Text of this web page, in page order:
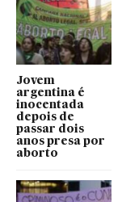
Jovem
argentina é
inocentada
depois de
passar dois
anos presa por
aborto